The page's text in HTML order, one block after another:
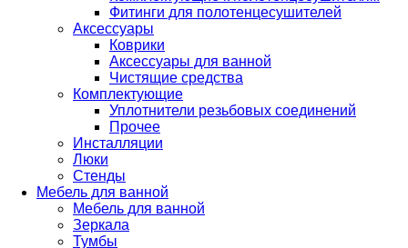
Фитинги для полотенцесушителей
Аксессуары
Коврики
Аксессуары для ванной
Чистящие средства
Комплектующие
Уплотнители резьбовых соединений
Прочее
Инсталляции
Люки
Стенды
Мебель для ванной
Мебель для ванной
Зеркала
Тумбы